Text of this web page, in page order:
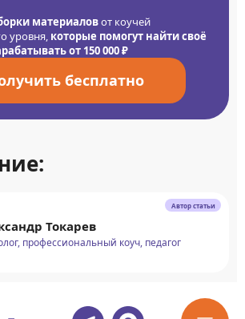
материаловот коучей
уровня, которые помогут найти своё
от 150 000 ₽
бесплатно
Автор статьи
Токарев
профессиональный коуч, педагог
низкой самооценки у женщин